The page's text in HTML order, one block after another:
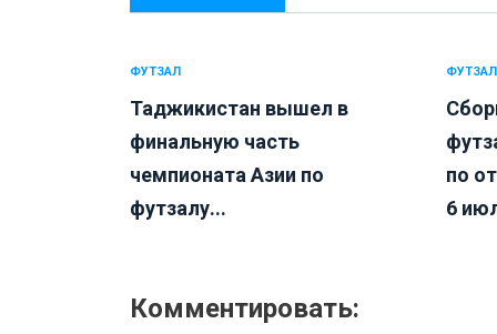
ФУТЗАЛ
Таджикистан вышел в
финальную часть
чемпионата Азии по
футзалу...
ФУТЗАЛ
по
6
Комментировать: